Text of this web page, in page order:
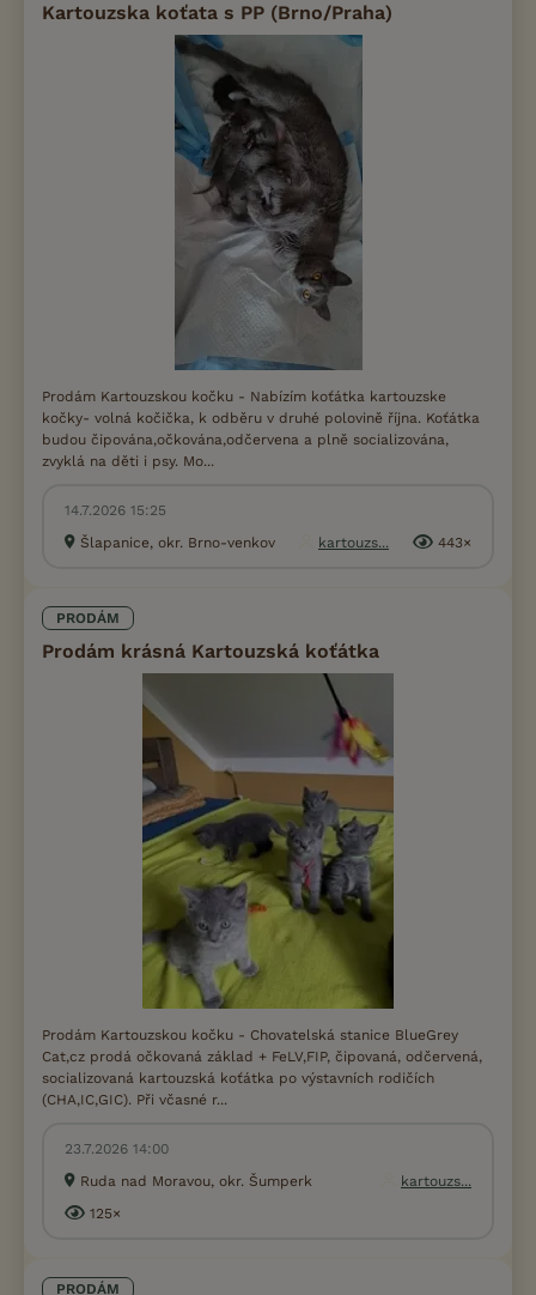
Kartouzska koťata s PP (Brno/Praha)
Prodám Kartouzskou kočku - Nabízím koťátka kartouzske
kočky- volná kočička, k odběru v druhé polovině října. Koťátka
budou čipována,očkována,odčervena a plně socializována,
zvyklá na děti i psy. Mo...
14.7.2026 15:25
Šlapanice, okr. Brno-venkov
kartouzs... 443×
PRODÁM
Prodám krásná Kartouzská koťátka
Prodám Kartouzskou kočku - Chovatelská stanice BlueGrey
Cat,cz prodá očkovaná základ + FeLV,FIP, čipovaná, odčervená,
socializovaná kartouzská koťátka po výstavních rodičích
(CHA,IC,GIC). Při včasné r...
23.7.2026 14:00
Ruda nad Moravou, okr. Šumperk
kartouzs...
125×
PRODÁM